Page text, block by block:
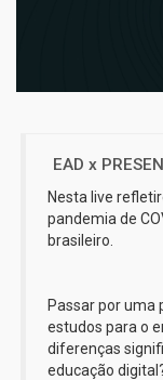
EAD x
Nesta live
pandemia de
brasileiro.
Passar por
estudos para o
diferenças
educação